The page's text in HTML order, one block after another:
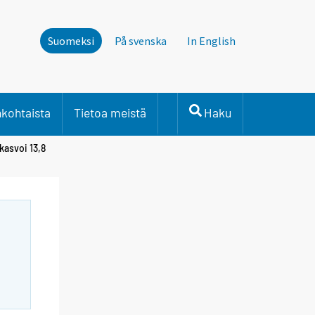
Suomeksi På svenska In English
Tietoa meistä Haku
13,8